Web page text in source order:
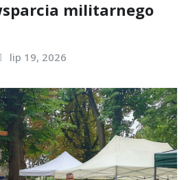
militarnego
lip 19, 2026